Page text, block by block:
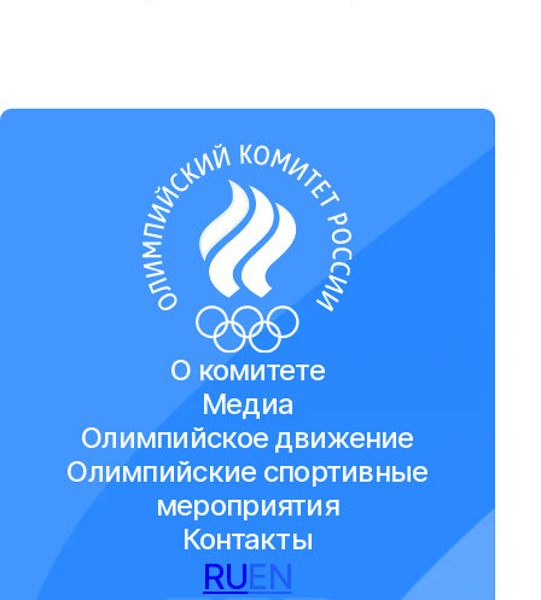
О комитете
Медиа
Олимпийское движение
Олимпийские спортивные
мероприятия
Контакты
RUEN